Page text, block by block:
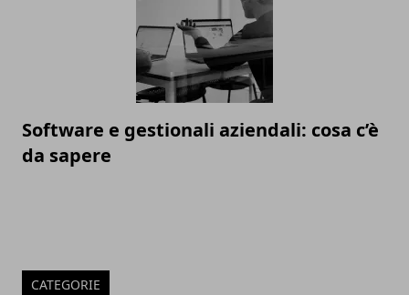
Software e gestionali aziendali: cosa c’è
da sapere
CATEGORIE